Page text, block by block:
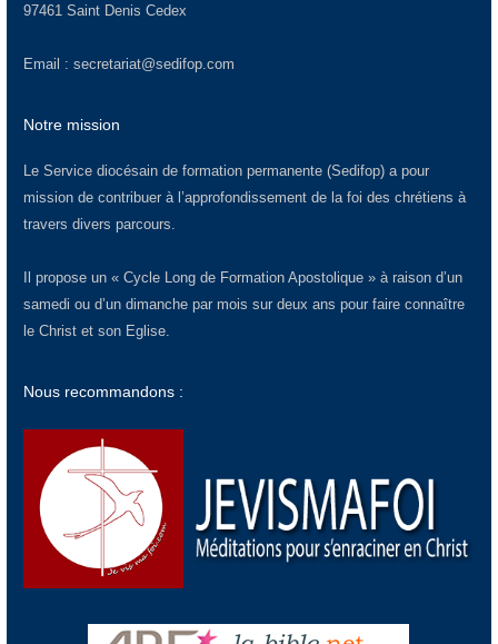
97461 Saint Denis Cedex
Email : secretariat@sedifop.com
Notre mission
Le Service diocésain de formation permanente (Sedifop) a pour
mission de contribuer à l’approfondissement de la foi des chrétiens à
travers divers parcours.
Il propose un « Cycle Long de Formation Apostolique » à raison d’un
samedi ou d’un dimanche par mois sur deux ans pour faire connaître
le Christ et son Eglise.
Nous recommandons :